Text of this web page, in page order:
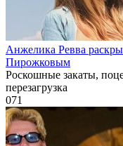
Анжелика Ревва
Пирожковым
Роскошные закаты,
перезагрузка
071